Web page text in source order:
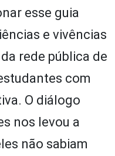
esse guia
e vivências
rede pública de
com
O diálogo
nos levou a
não sabiam